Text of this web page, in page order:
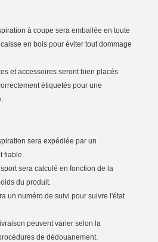
à coupe sera emballée en toute
en bois pour éviter tout dommage
et accessoires seront bien placés
étiquetés pour une
sera expédiée par un
fiable.
sera calculé en fonction de la
du produit.
un numéro de suivi pour suivre l'état
peuvent varier selon la
de dédouanement.